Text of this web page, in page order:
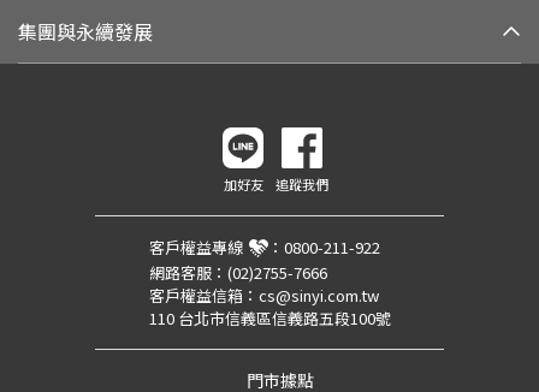
集團與永續發展
加好友 追蹤我們
客戶權益專線 ： 0800-211-922
網路客服： (02)2755-7666
客戶權益信箱： cs@sinyi.com.tw
110 台北市信義區信義路五段100號
門市據點